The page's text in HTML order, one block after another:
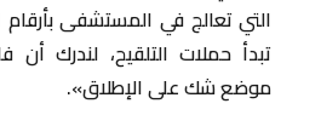
التي تعالج في المستشفى
تبدأ حملات التلقيح، لندرك أن
موضع شك على الإطلاق».